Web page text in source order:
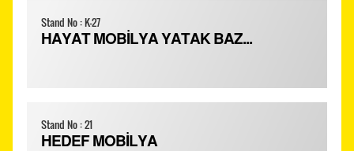
Stand No : K-27
HAYAT MOBİLYA YATAK BAZ...
Stand No : 21
HEDEF MOBİLYA